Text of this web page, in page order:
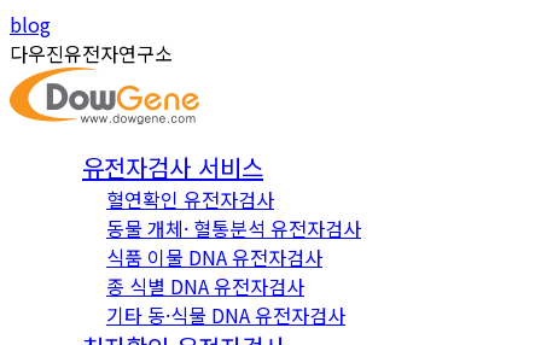
Skip
to
content
Instagram
page
opens
in
YouTube
page
opens
in
blog
다우진유전자연구소
유전자검사 서비스
혈연확인 유전자검사
동물 개체· 혈통분석 유전자검사
식품 이물 DNA 유전자검사
종 식별 DNA 유전자검사
기타 동·식물 DNA 유전자검사